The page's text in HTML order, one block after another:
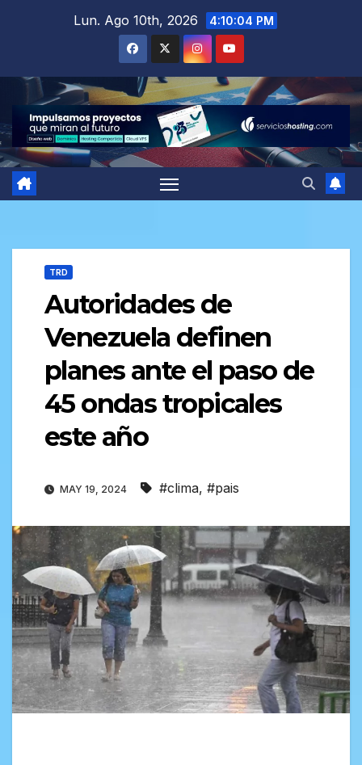
Lun. Ago 10th, 2026 4:10:06 PM
TRD
Autoridades de
Venezuela definen
planes ante el paso de
45 ondas tropicales
este año
MAY 19, 2024 #clima, #pais